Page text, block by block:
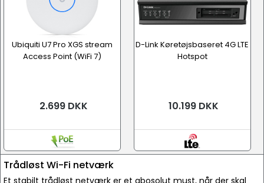
Ubiquiti U7 Pro XGS stream
Access Point (WiFi 7)
2.699 DKK
D-Link Køretøjsbaseret 4G LTE
Hotspot
10.199 DKK
Trådløst Wi-Fi netværk
Et stabilt trådløst netværk er et abosolut must, når der skal